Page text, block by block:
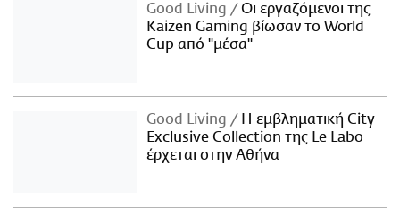
Good Living
Οι εργαζόμενοι της
Kaizen Gaming βίωσαν το World
Cup από "μέσα"
Good Living
Η εμβληματική City
Exclusive Collection της Le Labo
έρχεται στην Αθήνα